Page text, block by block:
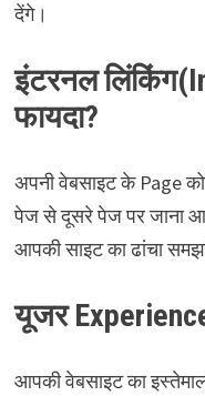
देंगे।
इंटरनल
फायदा?
अपनी वेबसाइट के Page
पेज से दूसरे पेज पर जाना
आपकी साइट का ढांचा
यूजर
आपकी वेबसाइट का